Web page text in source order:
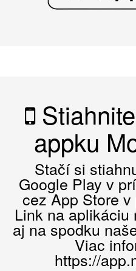
appku
Stačí si
Google Play v
cez App Store
Link na
aj na spodku
Viac
https://